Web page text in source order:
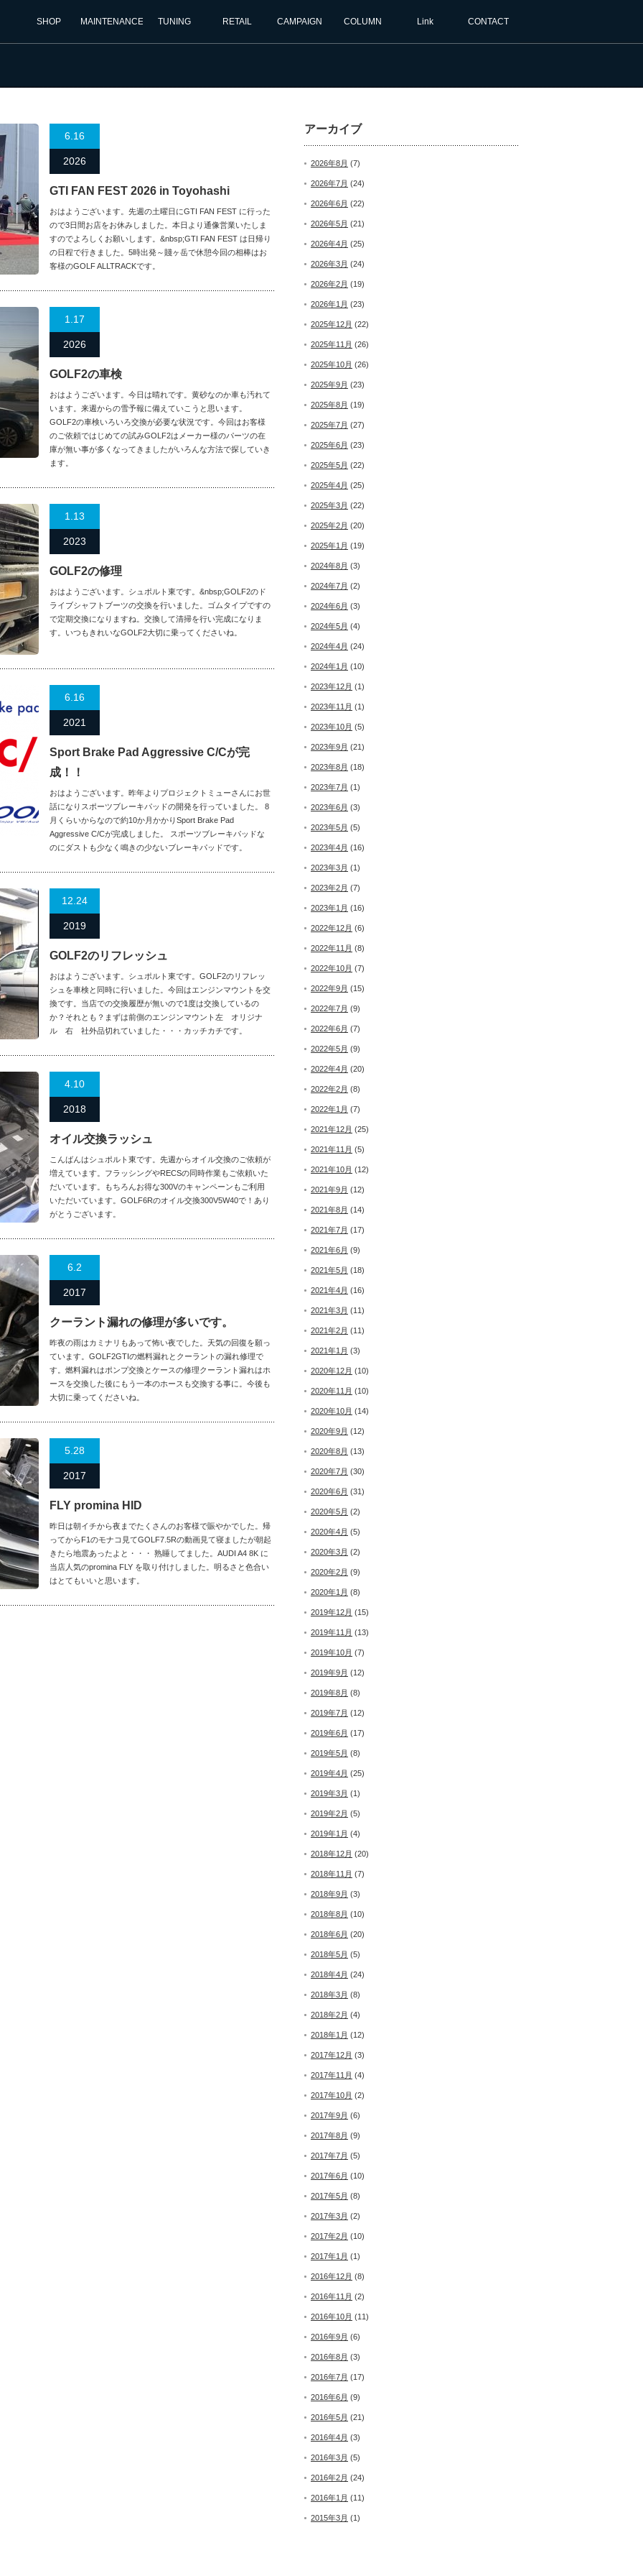
SHOP MAINTENANCE TUNING RETAIL CAMPAIGN COLUMN Link CONTACT
6.16
2026
GTI FAN FEST 2026 in Toyohashi
おはようございます。先週の土曜日にGTI FAN FEST に行った
ので3日間お店をお休みしました。本日より通像営業いたしま
すのでよろしくお願いします。&nbsp;GTI FAN FEST は日帰り
の日程で行きました。5時出発～賤ヶ岳で休憩今回の相棒はお
客様のGOLF ALLTRACKです。
1.17
2026
GOLF2の車検
おはようございます。今日は晴れです。黄砂なのか車も汚れて
います。来週からの雪予報に備えていこうと思います。
GOLF2の車検いろいろ交換が必要な状況です。今回はお客様
のご依頼ではじめての試みGOLF2はメーカー様のパーツの在
庫が無い事が多くなってきましたがいろんな方法で探していき
ます。
1.13
2023
GOLF2の修理
おはようございます。シュポルト東です。&nbsp;GOLF2のド
ライブシャフトブーツの交換を行いました。ゴムタイプですの
で定期交換になりますね。交換して清掃を行い完成になりま
す。いつもきれいなGOLF2大切に乗ってくださいね。
6.16
2021
Sport Brake Pad Aggressive C/Cが完
成！！
おはようございます。昨年よりプロジェクトミューさんにお世
話になりスポーツブレーキパッドの開発を行っていました。 8
月くらいからなので約10か月かかりSport Brake Pad
Aggressive C/Cが完成しました。 スポーツブレーキパッドな
のにダストも少なく鳴きの少ないブレーキパッドです。
12.24
2019
GOLF2のリフレッシュ
おはようございます。シュポルト東です。GOLF2のリフレッ
シュを車検と同時に行いました。今回はエンジンマウントを交
換です。当店での交換履歴が無いので1度は交換しているの
か？それとも？まずは前側のエンジンマウント左 オリジナ
ル 右 社外品切れていました・・・カッチカチです。
4.10
2018
オイル交換ラッシュ
こんばんはシュポルト東です。先週からオイル交換のご依頼が
増えています。フラッシングやRECSの同時作業もご依頼いた
だいています。もちろんお得な300Vのキャンペーンもご利用
いただいています。GOLF6Rのオイル交換300V5W40で！あり
がとうございます。
6.2
2017
クーラント漏れの修理が多いです。
昨夜の雨はカミナリもあって怖い夜でした。天気の回復を願っ
ています。GOLF2GTIの燃料漏れとクーラントの漏れ修理で
す。燃料漏れはポンプ交換とケースの修理クーラント漏れはホ
ースを交換した後にもう一本のホースも交換する事に。今後も
大切に乗ってくださいね。
5.28
2017
FLY promina HID
昨日は朝イチから夜までたくさんのお客様で賑やかでした。帰
ってからF1のモナコ見てGOLF7.5Rの動画見て寝ましたが朝起
きたら地震あったよと・・・ 熟睡してました。AUDI A4 8K に
当店人気のpromina FLY を取り付けしました。明るさと色合い
はとてもいいと思います。
アーカイブ
2026年8月 (7)
2026年7月 (24)
2026年6月 (22)
2026年5月 (21)
2026年4月 (25)
2026年3月 (24)
2026年2月 (19)
2026年1月 (23)
2025年12月 (22)
2025年11月 (26)
2025年10月 (26)
2025年9月 (23)
2025年8月 (19)
2025年7月 (27)
2025年6月 (23)
2025年5月 (22)
2025年4月 (25)
2025年3月 (22)
2025年2月 (20)
2025年1月 (19)
2024年8月 (3)
2024年7月 (2)
2024年6月 (3)
2024年5月 (4)
2024年4月 (24)
2024年1月 (10)
2023年12月 (1)
2023年11月 (1)
2023年10月 (5)
2023年9月 (21)
2023年8月 (18)
2023年7月 (1)
2023年6月 (3)
2023年5月 (5)
2023年4月 (16)
2023年3月 (1)
2023年2月 (7)
2023年1月 (16)
2022年12月 (6)
2022年11月 (8)
2022年10月 (7)
2022年9月 (15)
2022年7月 (9)
2022年6月 (7)
2022年5月 (9)
2022年4月 (20)
2022年2月 (8)
2022年1月 (7)
2021年12月 (25)
2021年11月 (5)
2021年10月 (12)
2021年9月 (12)
2021年8月 (14)
2021年7月 (17)
2021年6月 (9)
2021年5月 (18)
2021年4月 (16)
2021年3月 (11)
2021年2月 (11)
2021年1月 (3)
2020年12月 (10)
2020年11月 (10)
2020年10月 (14)
2020年9月 (12)
2020年8月 (13)
2020年7月 (30)
2020年6月 (31)
2020年5月 (2)
2020年4月 (5)
2020年3月 (2)
2020年2月 (9)
2020年1月 (8)
2019年12月 (15)
2019年11月 (13)
2019年10月 (7)
2019年9月 (12)
2019年8月 (8)
2019年7月 (12)
2019年6月 (17)
2019年5月 (8)
2019年4月 (25)
2019年3月 (1)
2019年2月 (5)
2019年1月 (4)
2018年12月 (20)
2018年11月 (7)
2018年9月 (3)
2018年8月 (10)
2018年6月 (20)
2018年5月 (5)
2018年4月 (24)
2018年3月 (8)
2018年2月 (4)
2018年1月 (12)
2017年12月 (3)
2017年11月 (4)
2017年10月 (2)
2017年9月 (6)
2017年8月 (9)
2017年7月 (5)
2017年6月 (10)
2017年5月 (8)
2017年3月 (2)
2017年2月 (10)
2017年1月 (1)
2016年12月 (8)
2016年11月 (2)
2016年10月 (11)
2016年9月 (6)
2016年8月 (3)
2016年7月 (17)
2016年6月 (9)
2016年5月 (21)
2016年4月 (3)
2016年3月 (5)
2016年2月 (24)
2016年1月 (11)
2015年3月 (1)